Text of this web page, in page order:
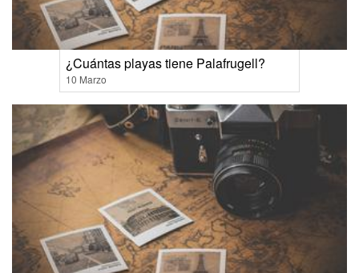
¿Cuántas playas tiene Palafrugell?
10 Marzo